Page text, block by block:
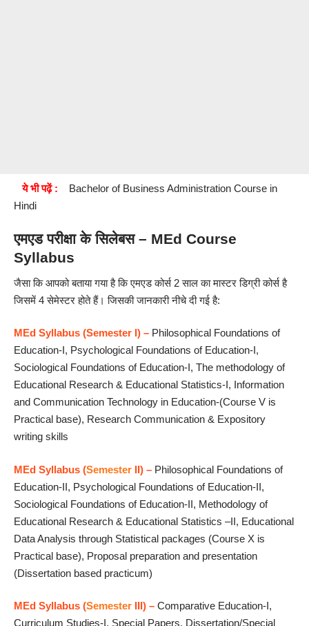
ये भी पढ़ें :
Bachelor of Business Administration Course in
Hindi
एमएड परीक्षा के सिलेबस – MEd Course
Syllabus
जैसा कि आपको बताया गया है कि एमएड कोर्स 2 साल का मास्टर डिग्री कोर्स है
जिसमें 4 सेमेस्टर होते हैं। जिसकी जानकारी नीचे दी गई है:
MEd Syllabus (Semester I) – Philosophical Foundations of
Education-I, Psychological Foundations of Education-I,
Sociological Foundations of Education-I, The methodology of
Educational Research & Educational Statistics-I, Information
and Communication Technology in Education-(Course V is
Practical base), Research Communication & Expository
writing skills
MEd Syllabus (Semester II) – Philosophical Foundations of
Education-II, Psychological Foundations of Education-II,
Sociological Foundations of Education-II, Methodology of
Educational Research & Educational Statistics –II, Educational
Data Analysis through Statistical packages (Course X is
Practical base), Proposal preparation and presentation
(Dissertation based practicum)
MEd Syllabus (Semester III) – Comparative Education-I,
Curriculum Studies-I, Special Papers, Dissertation/Special